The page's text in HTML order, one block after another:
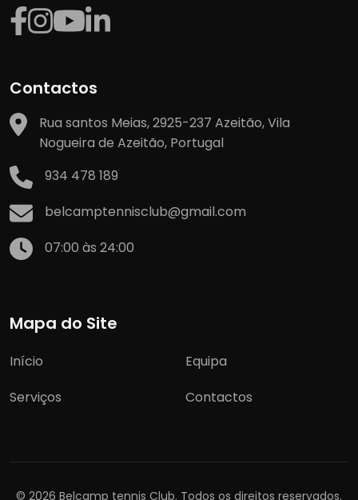
Contactos
Rua santos Meias, 2925-237 Azeitão, Vila
Nogueira de Azeitão, Portugal
934 478 189
belcamptennisclub@gmail.com
07:00 às 24:00
Mapa do Site
Início
Equipa
Serviços
Contactos
© 2026 Belcamp tennis Club. Todos os direitos reservados.